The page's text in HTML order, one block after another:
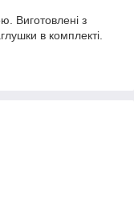
Виготовлені з
в комплекті.